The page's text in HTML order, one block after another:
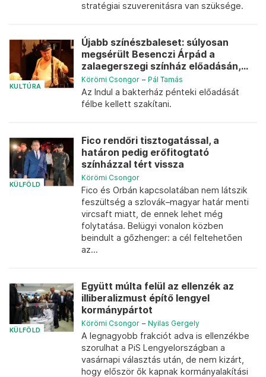
stratégiai szuverenitásra van szüksége.
KULTÚRA
Újabb színészbaleset: súlyosan
megsérült Besenczi Árpád a
zalaegerszegi színház előadásán,...
Körömi Csongor – Pál Tamás
Az Indul a bakterház pénteki előadását
félbe kellett szakítani.
KÜLFÖLD
Fico rendőri tisztogatással, a
határon pedig erőfitogtató
színházzal tért vissza
Körömi Csongor
Fico és Orbán kapcsolatában nem látszik
feszültség a szlovák–magyar határ menti
vircsaft miatt, de ennek lehet még
folytatása. Belügyi vonalon közben
beindult a gőzhenger: a cél feltehetően
az...
KÜLFÖLD
Együtt múlta felül az ellenzék az
illiberalizmust építő lengyel
kormánypártot
Körömi Csongor – Nyilas Gergely
A legnagyobb frakciót adva is ellenzékbe
szorulhat a PiS Lengyelországban a
vasárnapi választás után, de nem kizárt,
hogy először ők kapnak kormányalakítási